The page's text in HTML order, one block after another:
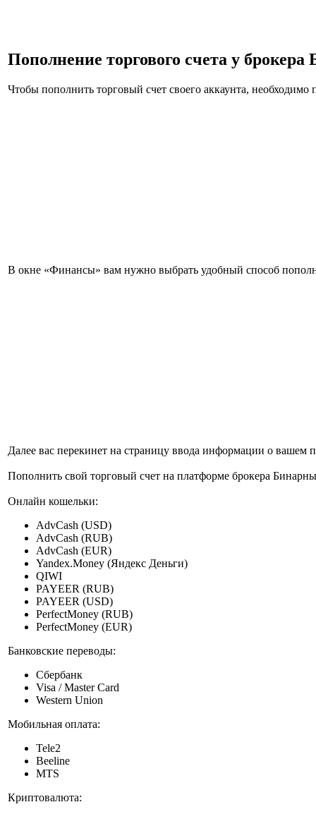
Пополнение торгового счета у
Чтобы пополнить торговый счет своего аккаунта,
В окне «Финансы» вам нужно выбрать удобный способ
Далее вас перекинет на страницу ввода информации о вашем
Пополнить свой торговый счет на платформе брокера
Онлайн кошельки:
AdvCash (USD)
AdvCash (RUB)
AdvCash (EUR)
Yandex.Money (Яндекс Деньги)
QIWI
PAYEER (RUB)
PAYEER (USD)
PerfectMoney (RUB)
PerfectMoney (EUR)
Банковские переводы:
Сбербанк
Visa / Master Card
Western Union
Мобильная оплата:
Tele2
Beeline
MTS
Криптовалюта: